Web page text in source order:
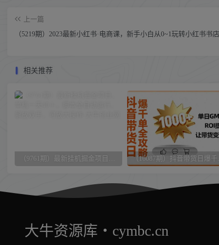
上一篇
（5219期）2023最新小红书·电商课，新手小白从0~1玩转小红书书
相关推荐
大牛资源库・cymbc.cn